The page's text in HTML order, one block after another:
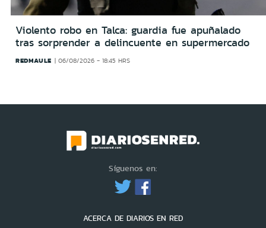
Violento robo en Talca: guardia fue apuñalado
tras sorprender a delincuente en supermercado
REDMAULE 06/08/2026 - 18:45 HRS
Síguenos en:
ACERCA DE DIARIOS EN RED